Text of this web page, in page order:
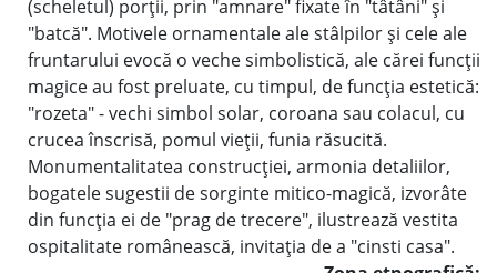
(scheletul) porţii, prin "amnare" fixate în "tâtâni" şi
"batcă". Motivele ornamentale ale stâlpilor şi cele ale
fruntarului evocă o veche simbolistică, ale cărei funcţii
magice au fost preluate, cu timpul, de funcţia estetică:
"rozeta" - vechi simbol solar, coroana sau colacul, cu
crucea înscrisă, pomul vieţii, funia răsucită.
Monumentalitatea construcţiei, armonia detaliilor,
bogatele sugestii de sorginte mitico-magică, izvorâte
din funcţia ei de "prag de trecere", ilustrează vestita
ospitalitate românească, invitaţia de a "cinsti casa".